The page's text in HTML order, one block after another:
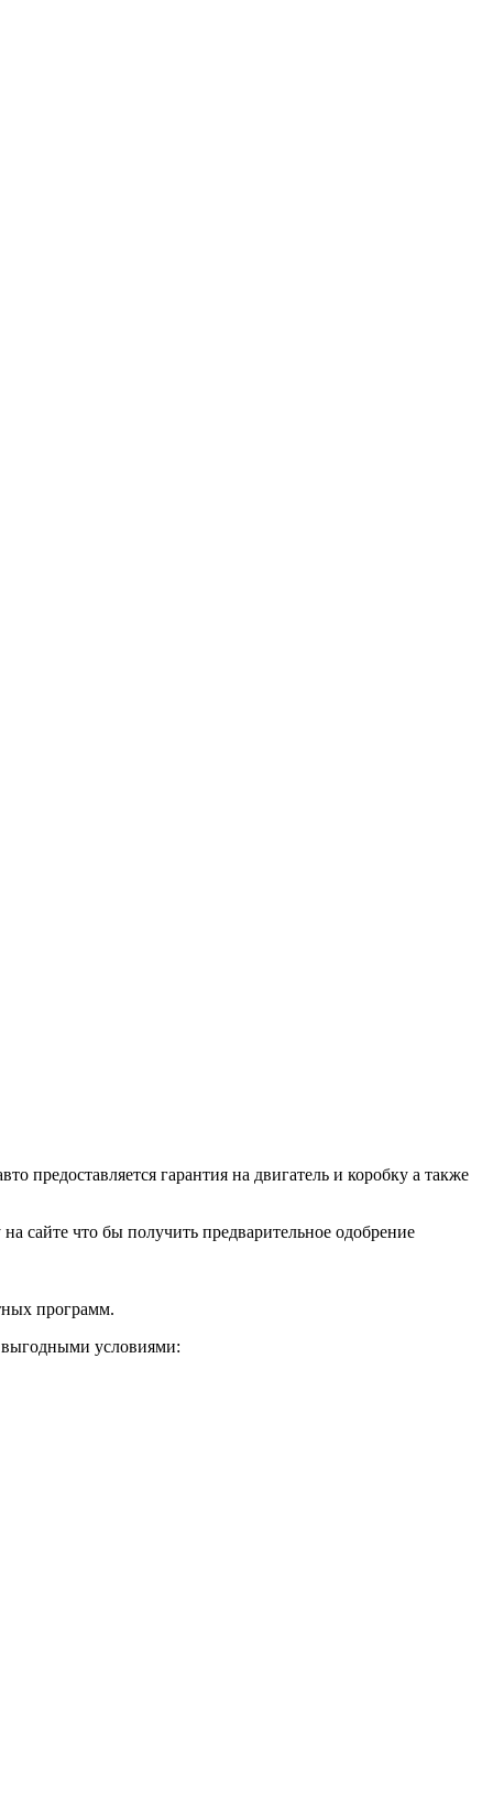
гарантия на двигатель и коробку а также
сайте что бы получить предварительное одобрение
программ.
условиями: